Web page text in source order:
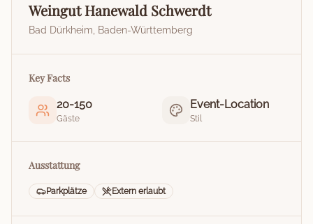
Weingut Hanewald Schwerdt
Bad Dürkheim Baden-Württemberg
Key Facts
20-150
Gäste
Event-Location
Stil
Ausstattung
Parkplätze Extern erlaubt